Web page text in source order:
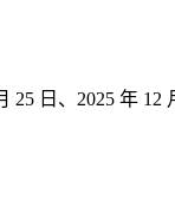
日、2025 年 12